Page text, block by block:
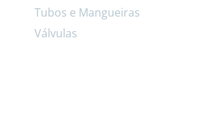
Tubos e Mangueiras
Válvulas